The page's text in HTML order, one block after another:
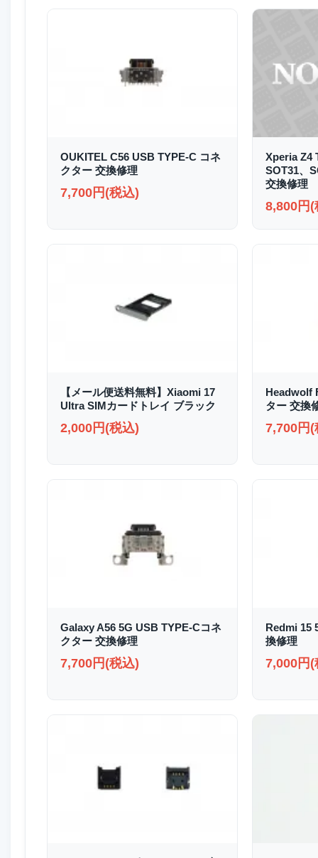
OUKITEL C56 USB TYPE-C コネ
クター 交換修理
7,700円(税込)
Xperia Z4
SOT31、
交換修理
8,800円(
【メール便送料無料】Xiaomi 17
Ultra SIMカードトレイ ブラック
2,000円(税込)
Headwolf
ター 交換
7,700円(
Galaxy A56 5G USB TYPE-Cコネ
クター 交換修理
7,700円(税込)
Redmi 15
換修理
7,000円(